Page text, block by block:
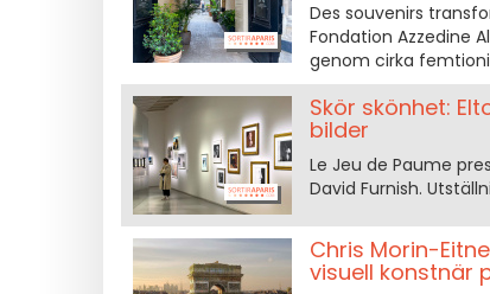
Des souvenirs
Fondation Azzedine
genom cirka
Skör skönhet:
bilder
Le Jeu de Paume
David Furnish.
Chris Morin-
visuell konstnär